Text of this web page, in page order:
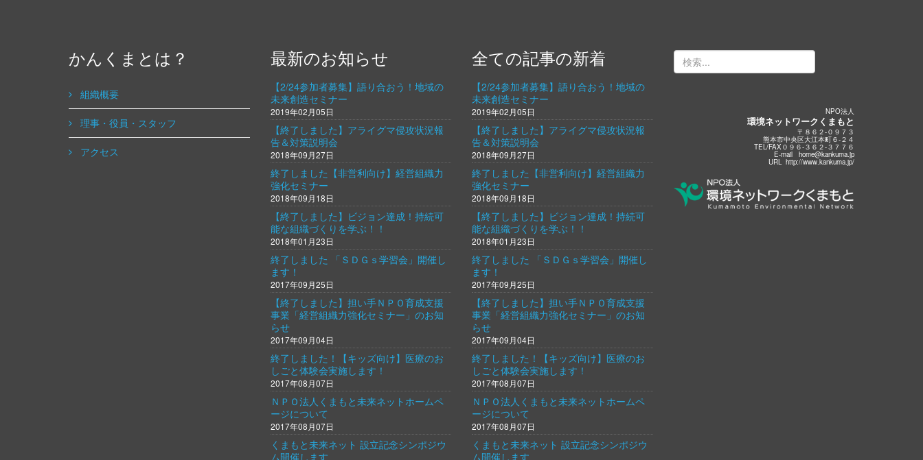
かんくまとは？
組織概要
理事・役員・スタッフ
アクセス
最新のお知らせ
【2/24参加者募集】語り合おう！地域の
未来創造セミナー
2019年02月05日
【終了しました】アライグマ侵攻状況報
告＆対策説明会
2018年09月27日
終了しました【非営利向け】経営組織力
強化セミナー
2018年09月18日
【終了しました】ビジョン達成！持続可
能な組織づくりを学ぶ！！
2018年01月23日
終了しました 「ＳＤＧｓ学習会」開催し
ます！
2017年09月25日
【終了しました】担い手ＮＰＯ育成支援
事業「経営組織力強化セミナー」のお知
らせ
2017年09月04日
終了しました！【キッズ向け】医療のお
しごと体験会実施します！
2017年08月07日
ＮＰＯ法人くまもと未来ネットホームペ
ージについて
2017年08月07日
くまもと未来ネット 設立記念シンポジウ
ム開催します
全ての記事の新着
【2/24参加者募集】語り合おう！地域の
未来創造セミナー
2019年02月05日
【終了しました】アライグマ侵攻状況報
告＆対策説明会
2018年09月27日
終了しました【非営利向け】経営組織力
強化セミナー
2018年09月18日
【終了しました】ビジョン達成！持続可
能な組織づくりを学ぶ！！
2018年01月23日
終了しました 「ＳＤＧｓ学習会」開催し
ます！
2017年09月25日
【終了しました】担い手ＮＰＯ育成支援
事業「経営組織力強化セミナー」のお知
らせ
2017年09月04日
終了しました！【キッズ向け】医療のお
しごと体験会実施します！
2017年08月07日
ＮＰＯ法人くまもと未来ネットホームペ
ージについて
2017年08月07日
くまもと未来ネット 設立記念シンポジウ
ム開催します
NPO法人
環境ネットワークくまもと
〒８６２-０９７３
熊本市中央区大江本町６-２４
TEL/FAX０９６-３６２-３７７６
E-mail
URL http://www.kankuma.jp/